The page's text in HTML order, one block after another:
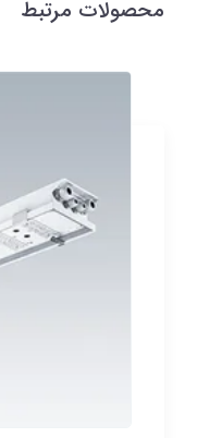
محصولات مرتبط